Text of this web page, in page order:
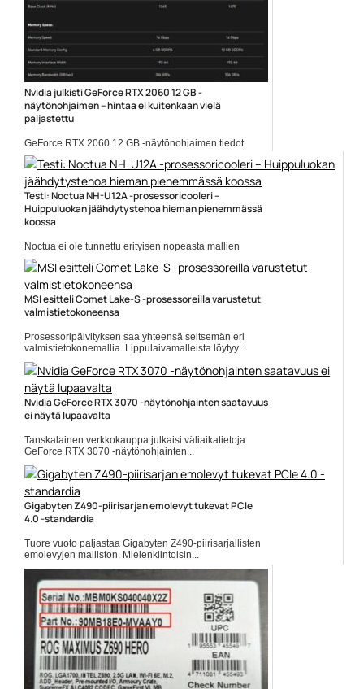
Nvidia julkisti GeForce RTX 2060 12 GB -
näytönohjaimen – hintaa ei kuitenkaan vielä
paljastettu
GeForce RTX 2060 12 GB -näytönohjaimen tiedot
julkaistiin...
Geforce RTX 2060 12GB
Testi: Noctua NH-U12A -prosessoricooleri –
Huippuluokan jäähdytystehoa hieman pienemmässä
koossa
Noctua ei ole tunnettu erityisen nopeasta mallien
päivitystahdista....
Jäähdytys
MSI esitteli Comet Lake-S -prosessoreilla varustetut
valmistietokoneensa
Prosessoripäivityksen saa yhteensä seitsemän eri
valmistietokonemallia. Lippulaivamalleista löytyy...
Comet Lake-S
Nvidia GeForce RTX 3070 -näytönohjainten saatavuus
ei näytä lupaavalta
Tanskalainen verkkokauppa julkaisi väliaikatietoja
GeForce RTX 3070 -näytönohjainten...
Ampere-arkkitehtuuri
Gigabyten Z490-piirisarjan emolevyt tukevat PCIe
4.0 -standardia
Tuore vuoto paljastaa Gigabyten Z490-piirisarjallisten
emolevyjen malliston. Mielenkiintoisin...
Comet Lake-S